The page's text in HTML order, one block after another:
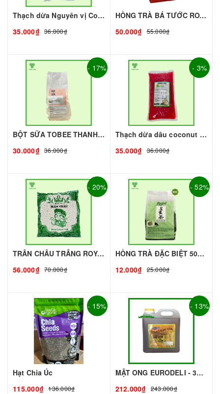
Thạch dừa Nguyên vị Coconut 1kg I Nguyên Liệu Pha Chế - Tobee Food
35.000₫ 36.000₫
HỒNG TRÀ BÁ TƯỚC ROYAL (gói 500g)
50.000₫
55.000₫
- 17%
BỘT SỮA TOBEE THANH VỊ - 300g - TOBEE FOOD | Bột Sữa làm Trà Sữa - TOBEE FOOD
30.000₫ 36.000₫
- 3%
Thạch dừa dâu coconut 1kg I Nguyên Liệu Pha Chế - Tobee Food
35.000₫
36.000₫
- 20%
TRÂN CHÂU TRẮNG ROYAL - 500g - ROYAL | Topping làm Trà Sữa - TOBEE FOOD
56.000₫ 70.000₫
- 52%
HỒNG TRÀ ĐẶC BIỆT 50G - ROYAL I NGUYÊN LIỆU PHA CHẾ - TOBEE FOOD
12.000₫
25.000₫
- 15%
Hạt Chia Úc
115.000₫
136.000₫
- 13%
MẬT ONG EURODELI - 3kg - EURODELI | Nguyên liệu pha chế - TOBEE FOOD
212.000₫
243.000₫